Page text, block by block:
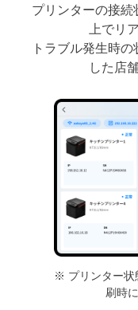
プリンターの接
上でリ
トラブル発生時
した店
※ プリンター状
刷時